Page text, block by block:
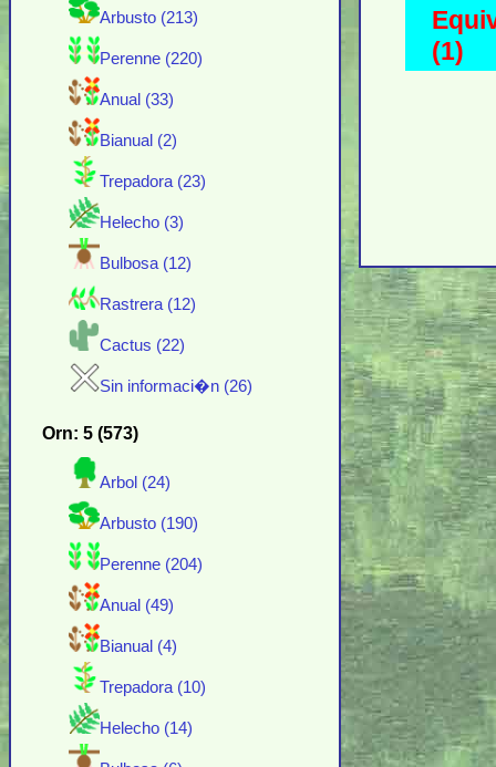
Arbusto (213)
Perenne (220)
Anual (33)
Bianual (2)
Trepadora (23)
Helecho (3)
Bulbosa (12)
Rastrera (12)
Cactus (22)
Sin informaci�n (26)
Orn: 5 (573)
Arbol (24)
Arbusto (190)
Perenne (204)
Anual (49)
Bianual (4)
Trepadora (10)
Helecho (14)
(1)